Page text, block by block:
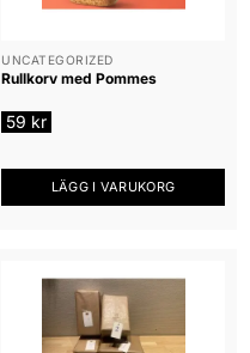
UNCATEGORIZED
Rullkorv med Pommes
59 kr
LÄGG I VARUKORG